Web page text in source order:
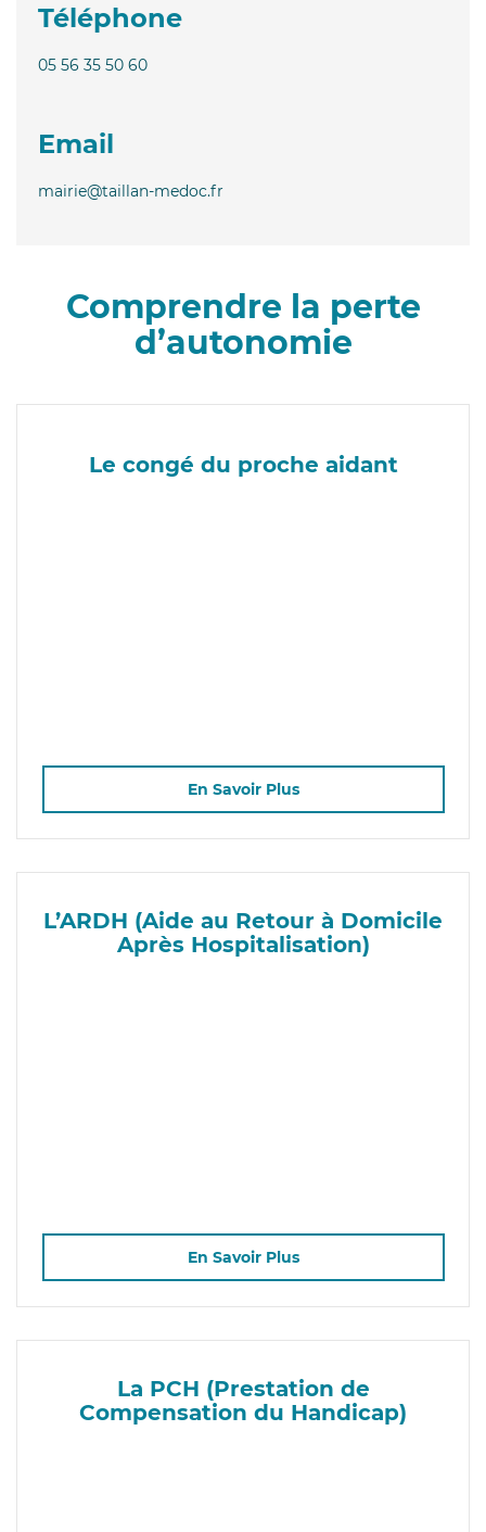
Téléphone
05 56 35 50 60
Email
mairie@taillan-medoc.fr
Comprendre la perte
d’autonomie
Le congé du proche aidant
En Savoir Plus
L’ARDH (Aide au Retour à Domicile
Après Hospitalisation)
En Savoir Plus
La PCH (Prestation de
Compensation du Handicap)